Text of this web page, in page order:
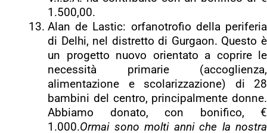
1.500,00.
Alan de Lastic: orfanotrofio della periferia
di Delhi, nel distretto di Gurgaon. Questo è
un progetto nuovo orientato a coprire le
necessità primarie (accoglienza,
alimentazione e scolarizzazione) di 28
bambini del centro, principalmente donne.
Abbiamo donato, con bonifico, €
1.000.Ormai sono molti anni che la nostra